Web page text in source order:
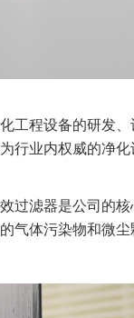
工程设备的研发
行业内权威的净化
过滤器是公司的
气体污染物和微